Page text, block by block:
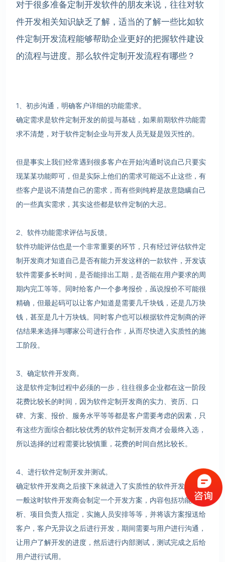
对于很多准备定制开发软件的朋友来说，往往对软
件开发相关知识缺乏了解，适当的了解一些比如软
件定制开发流程能够帮助企业更好的把握软件建设
的流程与进度。那么软件定制开发流程有哪些？
1、初步沟通，明确客户详细的功能需求。
确定需求是软件定制开发的前提与基础，如果前期软件功能需
求不清楚，对于软件定制企业与开发人员无疑是毁灭性的。
但是事实上我们经常遇到很多客户在开始沟通时说自己只要实
现某某功能即可，但是实际上他们的需求可能远不止这些，有
些客户是说不清楚自己的需求，而有些则纯粹是故意隐瞒自己
的一些真实需求，其实这些都是软件定制的大忌。
2、软件功能需求评估与反馈。
软件功能评估也是一个非常重要的环节，只有经过评估软件定
制开发商才知道自己是否有能力开发这样的一款软件，开发该
软件需要多长时间，是否能排出工期，是否能在用户要求的周
期内完工等等。同时给客户一个参考报价，虽说报价不可能很
精确，但最起码可以让客户知道是需要几千块钱，还是几万块
钱，甚至是几十万块钱。同时客户也可以根据软件定制商的评
估结果来选择与哪家公司进行合作，从而尽快进入实质性的施
工阶段。
3、确定软件开发商。
这是软件定制过程中必须的一步，往往很多企业都在这一阶段
花费比较长的时间，因为软件定制开发商的实力、资历、口
碑、方案、报价、服务水平等等都是客户需要考虑的因素，只
有这些方面综合都比较优秀的软件定制开发商才会最终入选，
所以选择的过程需要比较慎重，花费的时间自然比较长。
4、进行软件定制开发并测试。
确定软件开发商之后接下来就进入了实质性的软件开发阶段，
一般这时软件开发商会制定一个开发方案，内容包括功能分
析、项目负责人指定，实施人员安排等等，并将该方案报送给
客户，客户无异议之后进行开发，期间需要与用户进行沟通，
让用户了解开发的进度，然后进行内部测试，测试完成之后给
用户进行试用。